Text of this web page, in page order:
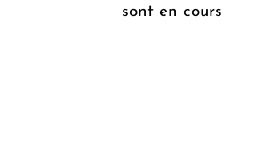
sont en cours